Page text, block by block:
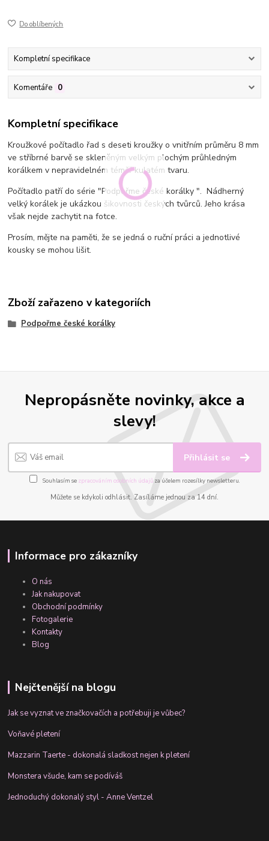
Do oblíbených
Kompletní specifikace
Komentáře 0
Kompletní specifikace
Kroužkové počítadlo řad s deseti kroužky o vnitřním průměru 8 mm
ve stříbrné barvě se skleněným velkým plochým průhledným
korálkem v nepravidelném téměř kulatém tvaru.
Počítadlo patří do série "Podpořme české korálky ". Nádherný
velký korálek je ukázkou šikovnosti českých tvůrců. Jeho krása
však nejde zachytit na fotce.
Prosím, mějte na paměti, že se jedná o ruční práci a jednotlivé
kousky se mohou lišit.
Zboží zařazeno v kategoriích
Podpořme české korálky
Nepropásněte novinky, akce a
slevy!
Přihlásit se
Souhlasím se zpracováním osobních údajůza účelem rozesílky newsletteru.
Můžete se kdykoli odhlásit. Zasíláme jednou za 14 dní.
Informace pro zákazníky
O nás
Jak nakupovat
Obchodní podmínky
Fotogalerie
Kontakty
Blog
Nejčtenější na blogu
Jak se vyznat ve značkovačích a potřebuji je vůbec?
Voňavé pletení
Mazzarin Taerte - dokonalá sladkost nejen k pletení
Monstera všude, kam se podíváš
Jednoduchý dokonalý styl - Anne Ventzel